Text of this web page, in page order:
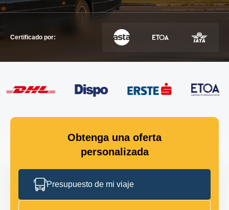
Certificado por:
Obtenga una oferta
personalizada
Presupuesto de mi viaje